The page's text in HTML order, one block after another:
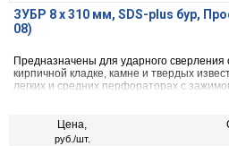
ЗУБР 8 x 310 мм, SDS-plus бур,
08)
Предназначены для ударного сверления
кирпичной кладке, камне и твердых
легких и средних перфораторах с
Цена,
руб./шт.